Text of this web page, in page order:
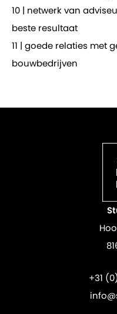
10 | netwerk van
beste resultaat
11 | goede relaties met
bouwbedrijven
+31